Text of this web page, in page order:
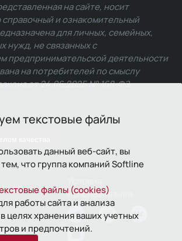
текстовые файлы
данный веб-сайт, вы
что группа компаний Softline
файлы (cookies)
работы сайта и анализа
целях хранения ваших учетных
и предпочтений.
качества
на сайте, носит
и ознакомительный
для личных, семейных,
нужд, не связанных с
предпринимательской деятельности
на потребителей по смыслу
от 24.06.2025 № 168-ФЗ.
использования